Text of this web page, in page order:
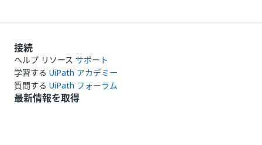
接続
ヘルプ リソース サポート
学習する UiPath アカデミー
質問する UiPath フォーラム
最新情報を取得